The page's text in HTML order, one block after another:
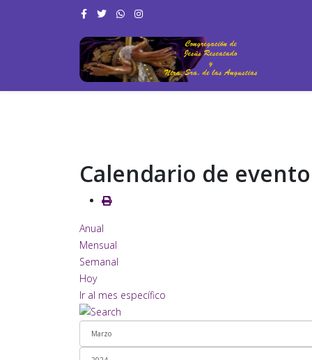
Calendario de
Anual
Mensual
Semanal
Hoy
Ir al mes específico